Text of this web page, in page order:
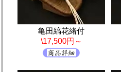
亀田縞花緒付
\17,500円～